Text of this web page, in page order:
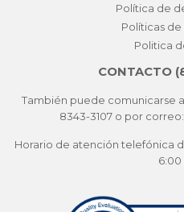
Política de
Políticas
Politica
CONTACTO
También puede comunicarse a
8343-3107 o por
Horario de atención telefónica
6:00